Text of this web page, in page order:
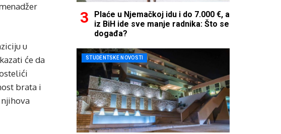
u
će da
brata i
Plaće u Njemačkoj idu i do 7.000 €, a
iz BiH ide sve manje radnika: Što se
događa?
STUDENTSKE NOVOSTI